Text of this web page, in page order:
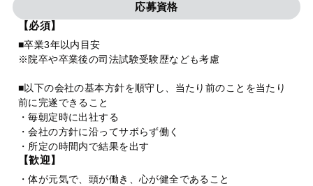
応募資格
【必須】
■卒業3年以内目安
※院卒や卒業後の司法試験受験歴なども考慮
■以下の会社の基本方針を順守し、当たり前のことを当たり
前に完遂できること
・毎朝定時に出社する
・会社の方針に沿ってサボらず働く
・所定の時間内で結果を出す
【歓迎】
・体が元気で、頭が働き、心が健全であること